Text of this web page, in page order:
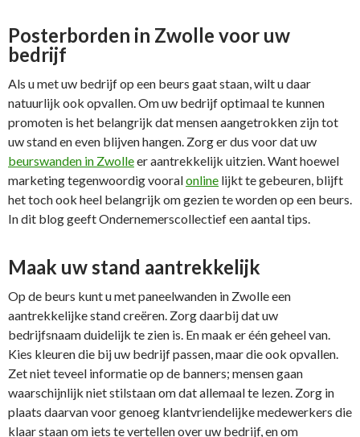
Posterborden in Zwolle voor uw
bedrijf
Als u met uw bedrijf op een beurs gaat staan, wilt u daar
natuurlijk ook opvallen. Om uw bedrijf optimaal te kunnen
promoten is het belangrijk dat mensen aangetrokken zijn tot
uw stand en even blijven hangen. Zorg er dus voor dat uw
beurswanden in Zwolleer aantrekkelijk uitzien. Want hoewel
marketing tegenwoordig vooralonline lijkt te gebeuren, blijft
het toch ook heel belangrijk om gezien te worden op een beurs.
In dit blog geeft Ondernemerscollectief een aantal tips.
Maak uw stand aantrekkelijk
Op de beurs kunt u met paneelwanden in Zwolle een
aantrekkelijke stand creëren. Zorg daarbij dat uw
bedrijfsnaam duidelijk te zien is. En maak er één geheel van.
Kies kleuren die bij uw bedrijf passen, maar die ook opvallen.
Zet niet teveel informatie op de banners; mensen gaan
waarschijnlijk niet stilstaan om dat allemaal te lezen. Zorg in
plaats daarvan voor genoeg klantvriendelijke medewerkers die
klaar staan om iets te vertellen over uw bedrijf, en om